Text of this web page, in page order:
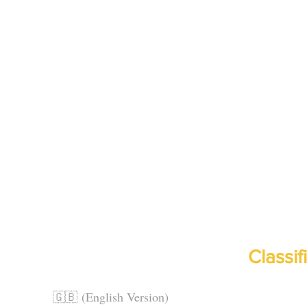
🇬🇧 (English Version)